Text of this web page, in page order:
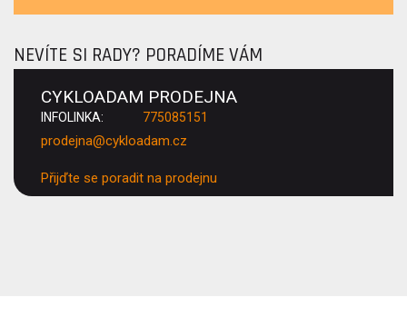
NEVÍTE SI RADY? PORADÍME VÁM
CYKLOADAM PRODEJNA
INFOLINKA: 775085151
prodejna@cykloadam.cz
Přijďte se poradit na prodejnu